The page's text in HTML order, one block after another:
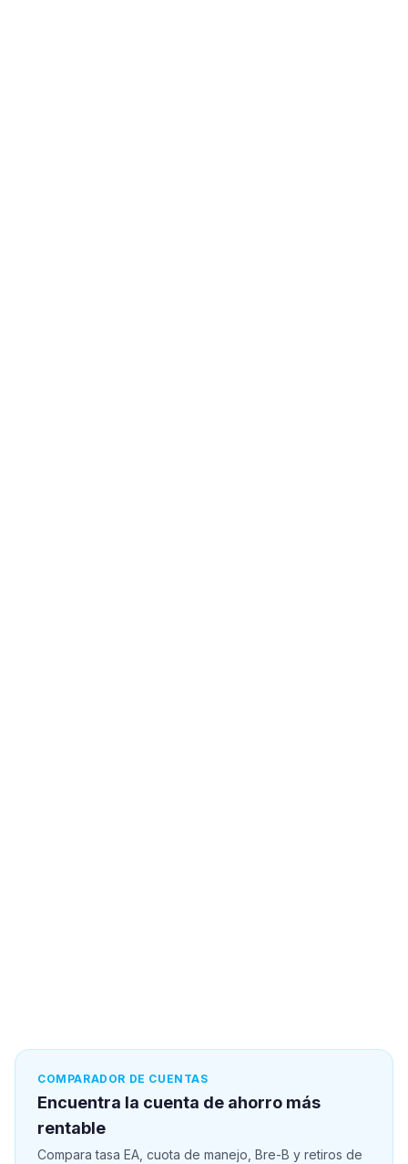
COMPARADOR DE CUENTAS
Encuentra la cuenta de ahorro más
rentable
Compara tasa EA, cuota de manejo, Bre-B y retiros de